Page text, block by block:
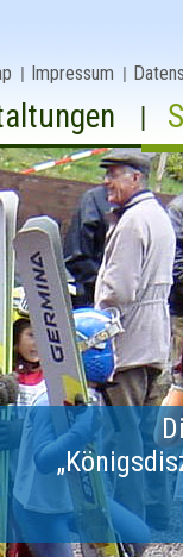
Impressum